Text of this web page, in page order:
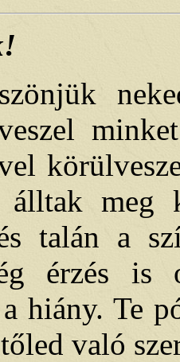
álltak meg
talán a
érzés
hiány. Te
való